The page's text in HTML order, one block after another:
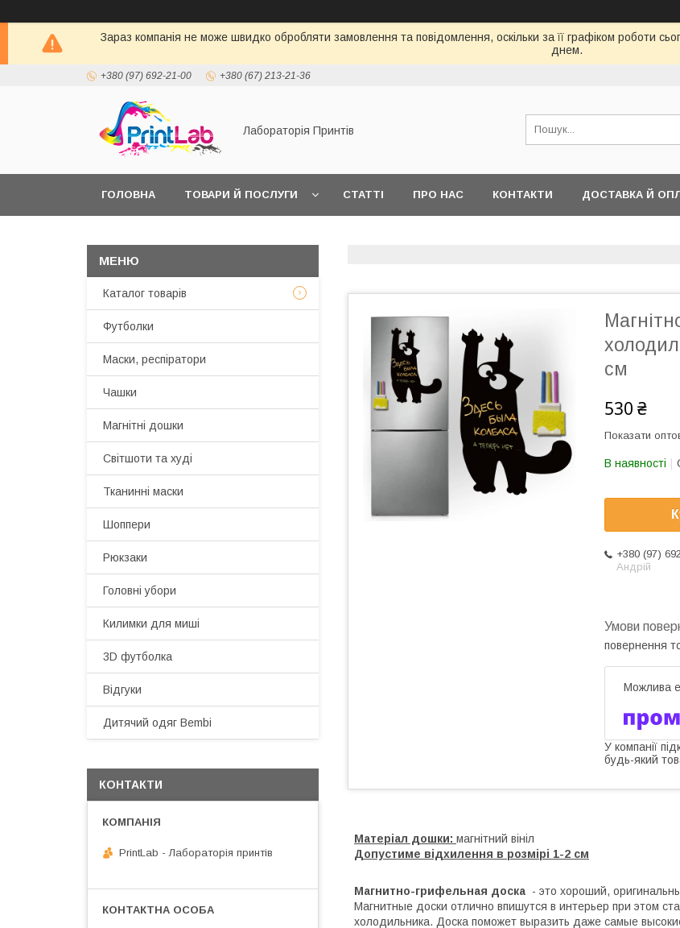
Зараз компанія не може швидко обробляти замовлення та повідомлення, оскільки за її графіком роботи
днем.
+380 (97) 692-21-00 +380 (67) 213-21-36
Лабораторія Принтів
ГОЛОВНА ТОВАРИ Й ПОСЛУГИ СТАТТІ ПРО НАС КОНТАКТИ ДОСТАВКА Й
см
530 ₴
Показати
В наявності
+380 (97)
Андрій
повернення
У компанії
будь-який
Матеріал дошки: магнітний вініл
Допустиме відхилення в розмірі 1-2 см
Магнитно-грифельная доска - это хороший,
Магнитные доски отлично впишутся в интерьер при этом
холодильника. Доска поможет выразить даже самые
Каталог товарів
Футболки
Маски, респіратори
Чашки
Магнітні дошки
Світшоти та худі
Тканинні маски
Шоппери
Рюкзаки
Головні убори
Килимки для миші
3D футболка
Відгуки
Дитячий одяг Bembi
КОНТАКТИ
PrintLab - Лабораторія принтів